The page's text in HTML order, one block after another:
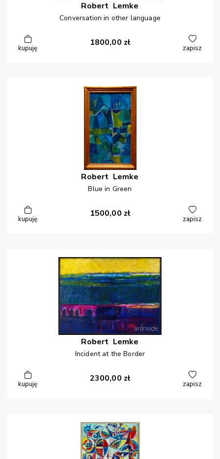
Robert Lemke
Conversation in other language
kupuję
1800,00 zł
zapisz
Robert Lemke
Blue in Green
kupuję
1500,00 zł
zapisz
Robert Lemke
Incident at the Border
kupuję
2300,00 zł
zapisz